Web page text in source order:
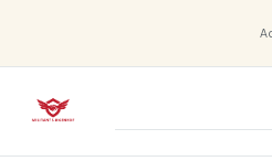
contenu